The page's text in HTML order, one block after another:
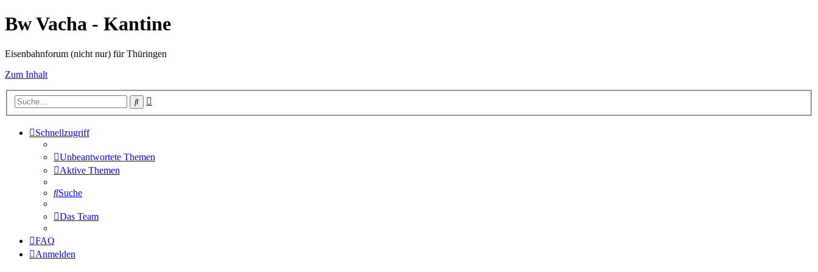
Bw Vacha - Kantine
Eisenbahnforum (nicht nur) für Thüringen
Zum Inhalt
Suche
Schnellzugriff
Unbeantwortete Themen
Aktive Themen
Suche
Das Team
FAQ
Anmelden